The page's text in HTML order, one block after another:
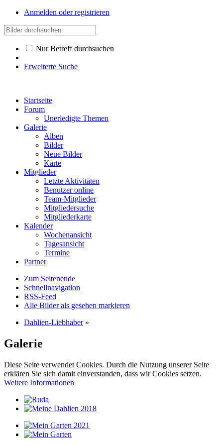
Anmelden oder registrieren
Nur Betreff durchsuchen
Erweiterte Suche
Startseite
Forum
Unerledigte Themen
Galerie
Alben
Bilder
Neue Bilder
Karte
Mitglieder
Letzte Aktivitäten
Benutzer online
Team-Mitglieder
Mitgliedersuche
Mitgliederkarte
Kalender
Wochenansicht
Tagesansicht
Termine
Partner
Zum Seitenende
Schnellnavigation
RSS-Feed
Alle Bilder als gesehen markieren
Dahlien-Liebhaber »
Galerie
Diese Seite verwendet Cookies. Durch die Nutzung unserer Seite
erklären Sie sich damit einverstanden, dass wir Cookies setzen.
Weitere Informationen